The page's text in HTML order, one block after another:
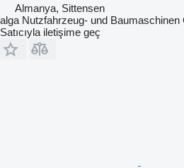
Almanya, Sittensen
alga Nutzfahrzeug- und
Satıcıyla iletişime geç